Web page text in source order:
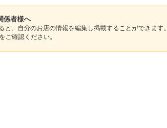
係者様へ
と、自分のお店の情報を編集し掲載することができます。
をご確認ください。